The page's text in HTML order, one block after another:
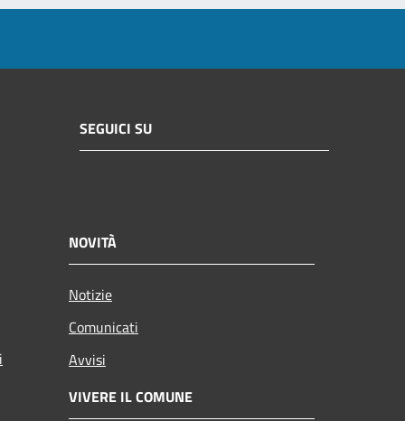
SEGUICI SU
NOVITÀ
Notizie
Comunicati
Avvisi
VIVERE IL COMUNE